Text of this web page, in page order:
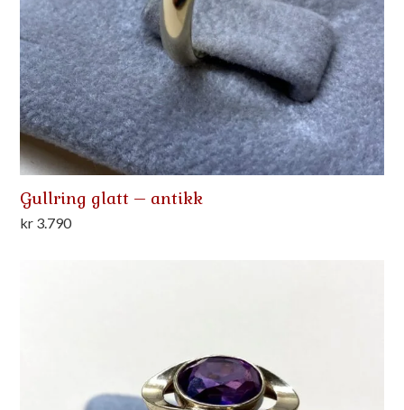
Gullring glatt – antikk
kr 3.790